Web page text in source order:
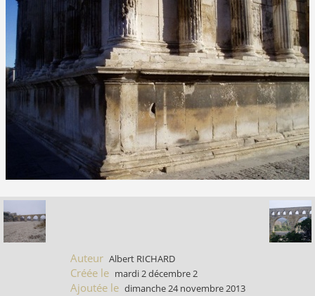
Auteur Albert RICHARD
Créée le mardi 2 décembre 2
Ajoutée le dimanche 24 novembre 2013